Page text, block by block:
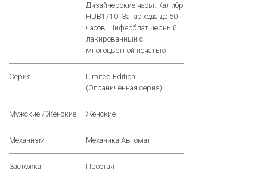
Дизайнерские часы. Калибр
HUB1710. Запас хода до 50
часов. Циферблат черный
лакированный с
многоцветной печатью.
Серия
Limited Edition
(Ограниченная серия)
Мужские / Женские Женские
Механизм Механика Автомат
Застежка Простая